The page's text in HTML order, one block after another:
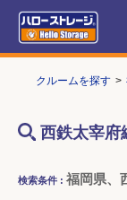
トランクルームを探す
西鉄太宰府
検索条件 : 福岡県、